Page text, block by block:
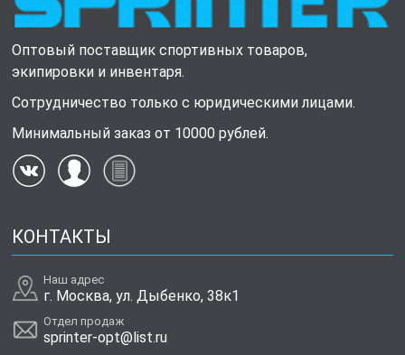
Оптовый поставщик спортивных товаров,
экипировки и инвентаря.
Сотрудничество только с юридическими лицами.
Минимальный заказ от 10000 рублей.
КОНТАКТЫ
Наш адрес
г. Москва, ул. Дыбенко, 38к1
Отдел продаж
sprinter-opt@list.ru